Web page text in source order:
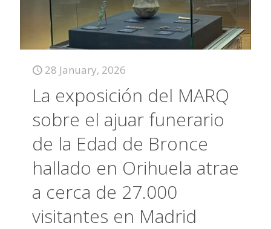
28 January, 2026
La exposición del MARQ
sobre el ajuar funerario
de la Edad de Bronce
hallado en Orihuela atrae
a cerca de 27.000
visitantes en Madrid